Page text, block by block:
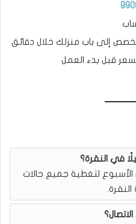
إلى باب منزلك خلال دقائق
قبل بدء العمل
في النقرة؟
ساعة طوال الأسبوع لتغطية جميع حالات